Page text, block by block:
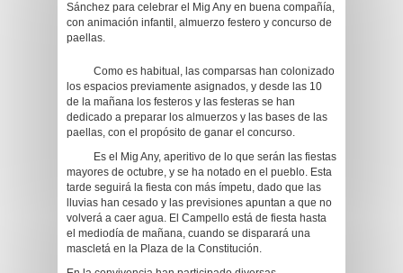
Sánchez para celebrar el Mig Any en buena compañía,
con animación infantil, almuerzo festero y concurso de
paellas.
Como es habitual, las comparsas han colonizado
los espacios previamente asignados, y desde las 10
de la mañana los festeros y las festeras se han
dedicado a preparar los almuerzos y las bases de las
paellas, con el propósito de ganar el concurso.
Es el Mig Any, aperitivo de lo que serán las fiestas
mayores de octubre, y se ha notado en el pueblo. Esta
tarde seguirá la fiesta con más ímpetu, dado que las
lluvias han cesado y las previsiones apuntan a que no
volverá a caer agua. El Campello está de fiesta hasta
el mediodía de mañana, cuando se disparará una
mascletá en la Plaza de la Constitución.